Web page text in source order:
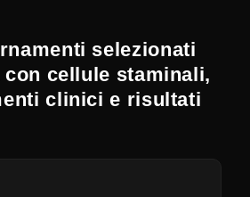
selezionati
cellule staminali,
clinici e risultati